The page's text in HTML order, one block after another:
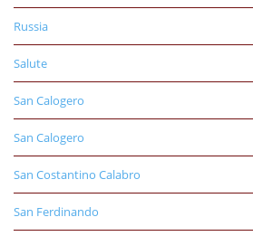
Russia
Salute
San Calogero
San Calogero
San Costantino Calabro
San Ferdinando